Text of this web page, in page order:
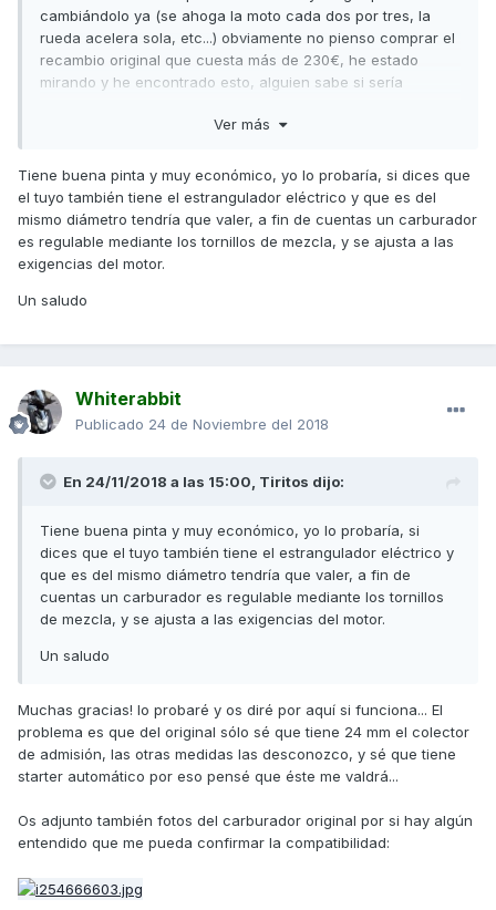
cambiándolo ya (se ahoga la moto cada dos por tres, la
rueda acelera sola, etc...) obviamente no pienso comprar el
recambio original que cuesta más de 230€, he estado
mirando y he encontrado esto, alguien sabe si sería
Ciclomotor-
Scooter/dp/B00SR1QEAY/ref=cm_cr_arp_d_product_top?
ie=UTF8
En principio el carburador original también es de 24mm
que lleva mi Kymco...
Muchas gracias!!
Ver más
Tiene buena pinta y muy económico, yo lo probaría, si dices que
el tuyo también tiene el estrangulador eléctrico y que es del
mismo diámetro tendría que valer, a fin de cuentas un carburador
es regulable mediante los tornillos de mezcla, y se ajusta a las
exigencias del motor.
Un saludo
Whiterabbit
Publicado 24 de Noviembre del 2018
En 24/11/2018 a las 15:00, Tiritos dijo:
Tiene buena pinta y muy económico, yo lo probaría, si
dices que el tuyo también tiene el estrangulador eléctrico y
que es del mismo diámetro tendría que valer, a fin de
cuentas un carburador es regulable mediante los tornillos
de mezcla, y se ajusta a las exigencias del motor.
Un saludo
Muchas gracias! lo probaré y os diré por aquí si funciona... El
problema es que del original sólo sé que tiene 24 mm el colector
de admisión, las otras medidas las desconozco, y sé que tiene
starter automático por eso pensé que éste me valdrá...
Os adjunto también fotos del carburador original por si hay algún
entendido que me pueda confirmar la compatibilidad: